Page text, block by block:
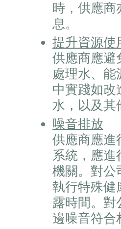
時，供應商
息。
提升資源使
供應商應避
處理水、能
中實踐如改
水，以及其
噪音排放
供應商應進
系統，應進
機關。對公
執行特殊健
露時間。對
邊噪音符合